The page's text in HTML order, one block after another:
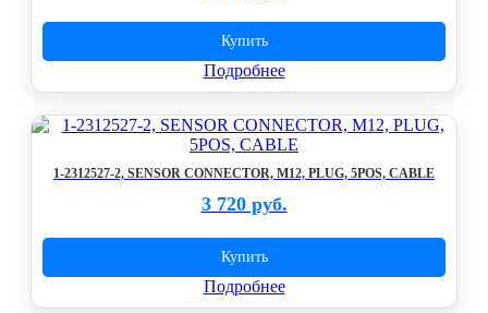
Купить
Подробнее
1-2312527-2, SENSOR CONNECTOR, M12, PLUG, 5POS, CABLE
3 720 руб.
Купить
Подробнее